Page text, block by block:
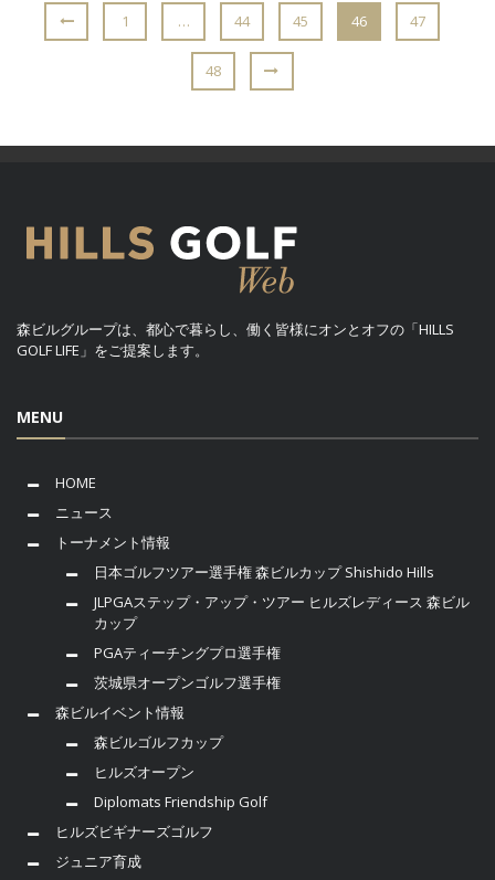
1 … 44 45 46 47
48
森ビルグループは、都心で暮らし、働く皆様にオンとオフの「HILLS
GOLF LIFE」をご提案します。
MENU
HOME
ニュース
トーナメント情報
日本ゴルフツアー選手権 森ビルカップ Shishido Hills
JLPGAステップ・アップ・ツアー ヒルズレディース 森ビル
カップ
PGAティーチングプロ選手権
茨城県オープンゴルフ選手権
森ビルイベント情報
森ビルゴルフカップ
ヒルズオープン
Diplomats Friendship Golf
ヒルズビギナーズゴルフ
ジュニア育成